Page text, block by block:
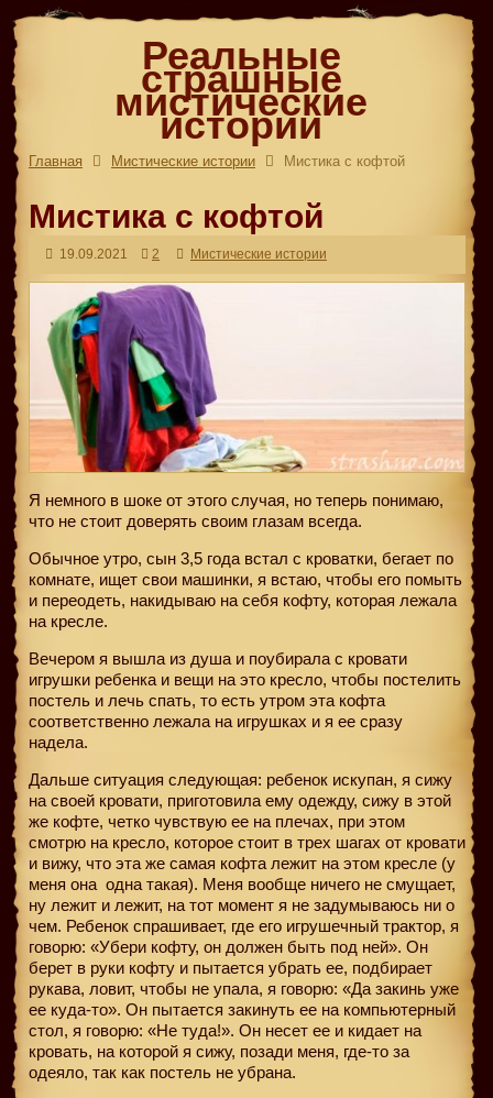
Реальные
страшные
мистические
истории
Главная Мистические истории Мистика с кофтой
Мистика с кофтой
19.09.2021 2 Мистические истории
Я немного в шоке от этого случая, но теперь понимаю,
что не стоит доверять своим глазам всегда.
Обычное утро, сын 3,5 года встал с кроватки, бегает по
комнате, ищет свои машинки, я встаю, чтобы его помыть
и переодеть, накидываю на себя кофту, которая лежала
на кресле.
Вечером я вышла из душа и поубирала с кровати
игрушки ребенка и вещи на это кресло, чтобы постелить
постель и лечь спать, то есть утром эта кофта
соответственно лежала на игрушках и я ее сразу
надела.
Дальше ситуация следующая: ребенок искупан, я сижу
на своей кровати, приготовила ему одежду, сижу в этой
же кофте, четко чувствую ее на плечах, при этом
смотрю на кресло, которое стоит в трех шагах от кровати
и вижу, что эта же самая кофта лежит на этом кресле (у
меня она одна такая). Меня вообще ничего не смущает,
ну лежит и лежит, на тот момент я не задумываюсь ни о
чем. Ребенок спрашивает, где его игрушечный трактор, я
говорю: «Убери кофту, он должен быть под ней». Он
берет в руки кофту и пытается убрать ее, подбирает
рукава, ловит, чтобы не упала, я говорю: «Да закинь уже
ее куда-то». Он пытается закинуть ее на компьютерный
стол, я говорю: «Не туда!». Он несет ее и кидает на
кровать, на которой я сижу, позади меня, где-то за
одеяло, так как постель не убрана.